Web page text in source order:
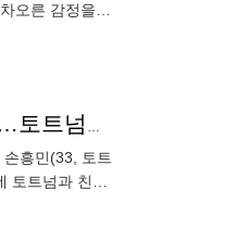
오른 감정을
18살 프리미어리거도 SON 앞에선 '소년팬'…"손흥민 선배께 사인받아 기쁘다…토트넘과 韓축구 이끌어주셔서 감사해" [SPO 현장]
흥민(33, 토트
트넘과 친선